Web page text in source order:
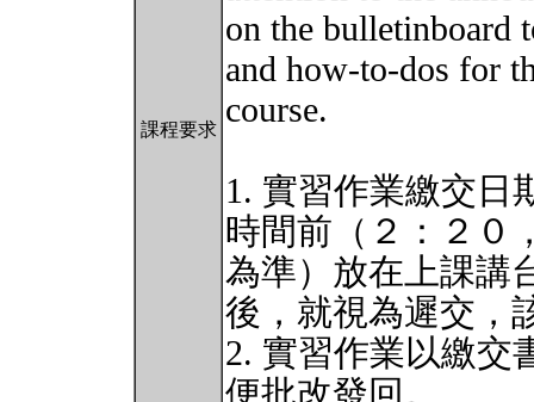
課程要求
on the bulletinboard
and how-to-dos for
course.
1. 實習作業繳交日
時間前（２：２０
為準）放在上課講
後，就視為遲交，
2. 實習作業以繳交
便批改發回。